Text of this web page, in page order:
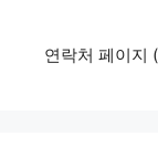
연락처 페이지